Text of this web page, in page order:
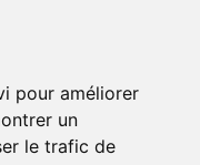
pour améliorer
un
le trafic de